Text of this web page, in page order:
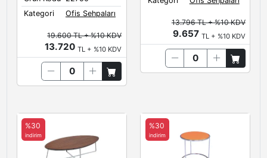
Kategori
Ofis Sehpaları
19.600 TL + %10 KDV
13.720TL + %10 KDV
13.796 TL + %10 KDV
9.657 TL + %10 KDV
%30
indirim
%30
indirim